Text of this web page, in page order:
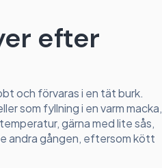
efter
och förvaras i en tät burk.
som fyllning i en varm macka,
gärna med lite sås,
andra gången, eftersom kött